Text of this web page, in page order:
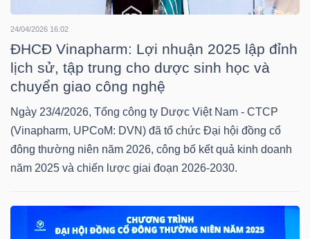
24/04/2026 16:02
ĐHCĐ Vinapharm: Lợi nhuận 2025 lập đỉnh
lịch sử, tập trung cho dược sinh học và
chuyển giao công nghệ
Ngày 23/4/2026, Tổng công ty Dược Việt Nam - CTCP
(Vinapharm, UPCoM: DVN) đã tổ chức Đại hội đồng cổ
đông thường niên năm 2026, công bố kết quả kinh doanh
năm 2025 và chiến lược giai đoạn 2026-2030.
TÀI
CHÍNH
HÀNG
HÓA
TẾ